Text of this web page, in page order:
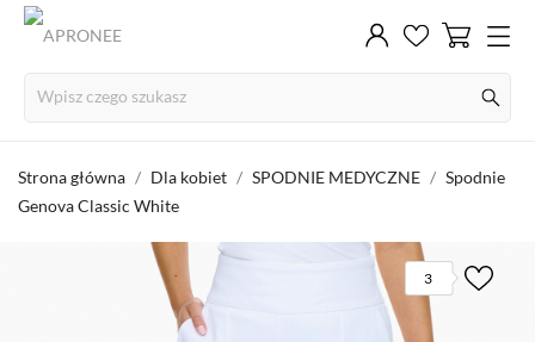
Strona główna Dla kobiet SPODNIE MEDYCZNE
Spodnie
Genova Classic White
3